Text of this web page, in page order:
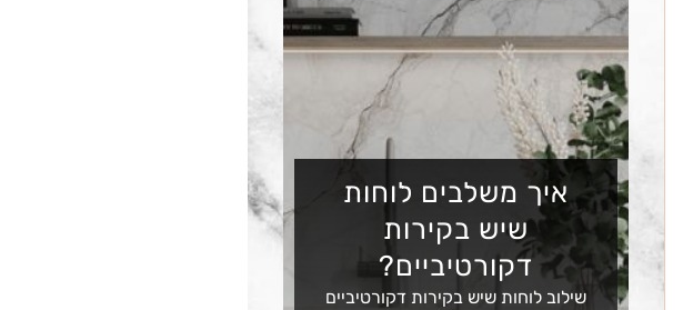
איך משלבים לוחות
שיש בקירות
דקורטיביים?
שילוב לוחות שיש בקירות דקורטיביים